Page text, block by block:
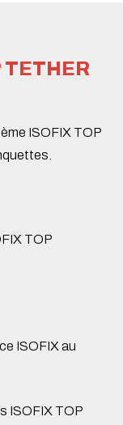
TETHER
ISOFIX TOP
TOP
ISOFIX au
ISOFIX TOP